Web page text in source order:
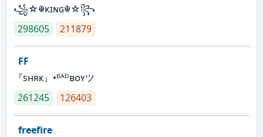
꧁☆☬κɪɴɢ☬☆꧂
298605
211879
FF
『sʜʀᴋ』•ᴮᴬᴰʙᴏʏツ
261245
126403
freefire